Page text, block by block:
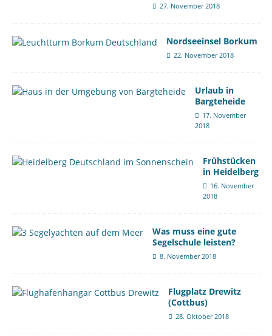
27. November 2018
Nordseeinsel Borkum
22. November 2018
Urlaub in
Bargteheide
17. November
2018
Frühstücken
in Heidelberg
16. November
2018
Was muss eine gute
Segelschule leisten?
8. November 2018
Flugplatz Drewitz
(Cottbus)
28. Oktober 2018